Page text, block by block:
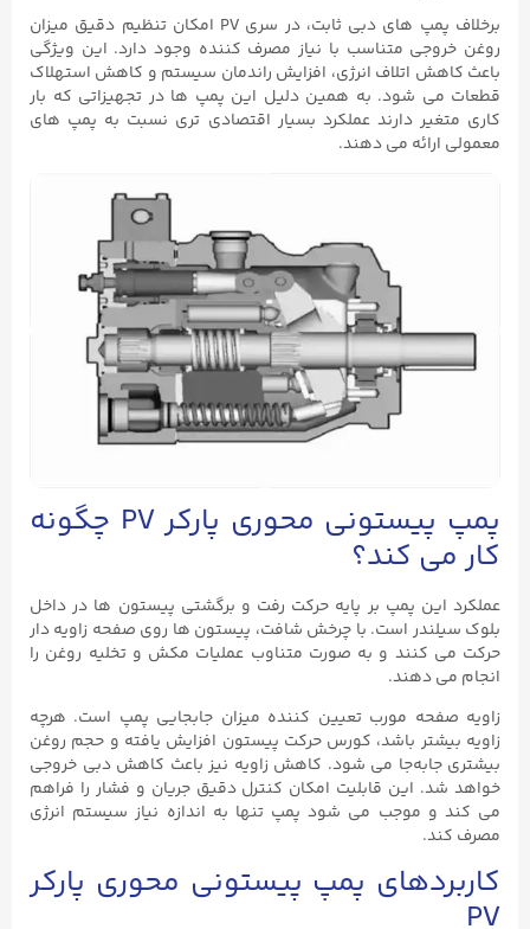
برخلاف پمپ‌ های دبی ثابت، در سری PV امکان تنظیم دقیق میزان
روغن خروجی متناسب با نیاز مصرف ‌کننده وجود دارد. این ویژگی
باعث کاهش اتلاف انرژی، افزایش راندمان سیستم و کاهش استهلاک
قطعات می‌ شود. به همین دلیل این پمپ ‌ها در تجهیزاتی که بار
کاری متغیر دارند عملکرد بسیار اقتصادی ‌تری نسبت به پمپ‌ های
معمولی ارائه می‌ دهند.
پمپ پیستونی محوری پارکر PV چگونه
کار می ‌کند؟
عملکرد این پمپ بر پایه حرکت رفت و برگشتی پیستون‌ ها در داخل
بلوک سیلندر است. با چرخش شافت، پیستون‌ ها روی صفحه زاویه ‌دار
حرکت می ‌کنند و به‌ صورت متناوب عملیات مکش و تخلیه روغن را
انجام می ‌دهند.
زاویه صفحه مورب تعیین‌ کننده میزان جابجایی پمپ است. هرچه
زاویه بیشتر باشد، کورس حرکت پیستون افزایش یافته و حجم روغن
بیشتری جابه‌جا می ‌شود. کاهش زاویه نیز باعث کاهش دبی خروجی
خواهد شد. این قابلیت امکان کنترل دقیق جریان و فشار را فراهم
می ‌کند و موجب می‌ شود پمپ تنها به اندازه نیاز سیستم انرژی
مصرف کند.
کاربردهای پمپ پیستونی محوری پارکر
PV